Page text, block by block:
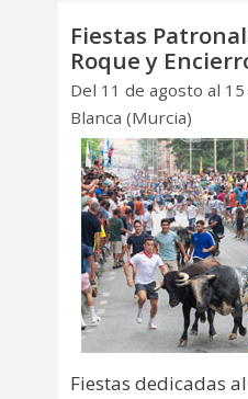
Fiestas
Roque y
Del 11 de agosto al
Blanca (Murcia)
Fiestas dedicadas